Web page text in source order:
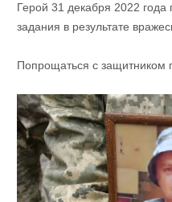
Герой 31 декабря 2022
задания в результате
Попрощаться с защитником